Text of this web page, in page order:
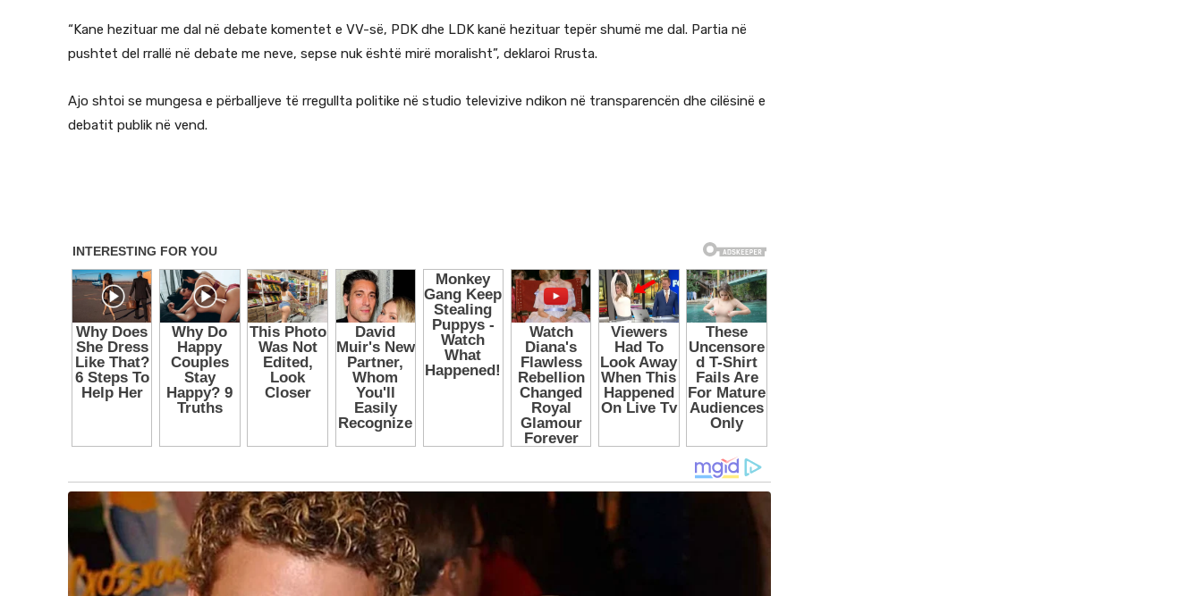
“Kane hezituar me dal në debate komentet e VV-së, PDK dhe LDK kanë hezituar tepër shumë me dal. Partia në
pushtet del rrallë në debate me neve, sepse nuk është mirë moralisht”, deklaroi Rrusta.
Ajo shtoi se mungesa e përballjeve të rregullta politike në studio televizive ndikon në transparencën dhe cilësinë e
debatit publik në vend.